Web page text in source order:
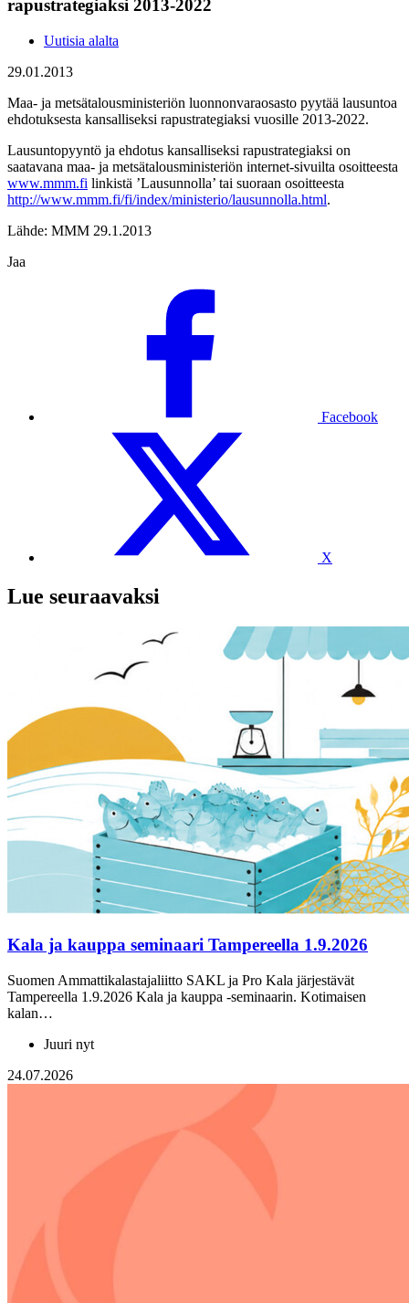
rapustrategiaksi 2013-2022
Uutisia alalta
29.01.2013
Maa- ja metsätalousministeriön luonnonvaraosasto pyytää lausuntoa
ehdotuksesta kansalliseksi rapustrategiaksi vuosille 2013-2022.
Lausuntopyyntö ja ehdotus kansalliseksi rapustrategiaksi on
saatavana maa- ja metsätalousministeriön internet-sivuilta osoitteesta
www.mmm.fi linkistä ’Lausunnolla’ tai suoraan osoitteesta
http://www.mmm.fi/fi/index/ministerio/lausunnolla.html.
Lähde: MMM 29.1.2013
Jaa
Facebook
X
Lue seuraavaksi
Kala ja kauppa seminaari Tampereella 1.9.2026
Suomen Ammattikalastajaliitto SAKL ja Pro Kala järjestävät
Tampereella 1.9.2026 Kala ja kauppa -seminaarin. Kotimaisen
kalan…
Juuri nyt
24.07.2026